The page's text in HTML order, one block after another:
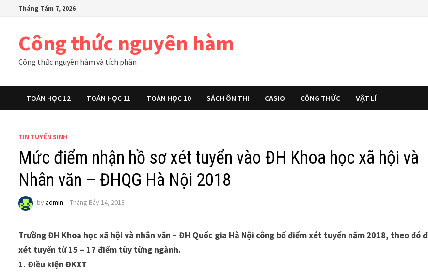
Tháng Tám 7, 2026
Công thức nguyên hàm
Công thức nguyên hàm và tích phân
TOÁN HỌC 12 TOÁN HỌC 11 TOÁN HỌC 10 SÁCH ÔN THI CASIO CÔNG THỨC VẬT LÍ
TIN TUYỂN SINH
Mức điểm nhận hồ sơ xét tuyển vào ĐH Khoa học xã hội và
Nhân văn – ĐHQG Hà Nội 2018
byadmin Tháng Bảy 14, 2018
Trường ĐH Khoa học xã hội và nhân văn – ĐH Quốc gia Hà Nội công bố điểm xét tuyển năm 2018, theo đó
xét tuyển từ 15 – 17 điểm tùy từng ngành.
1. Điều kiện ĐKXT